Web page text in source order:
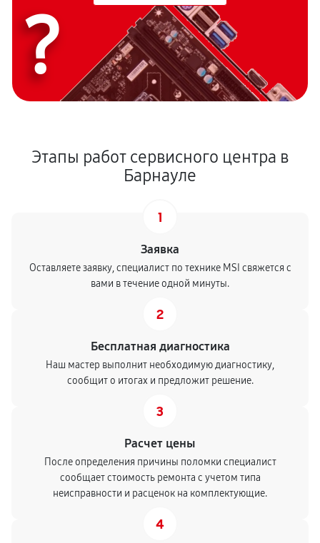
?
Этапы работ сервисного центра в
Барнауле
1
Заявка
Оставляете заявку, специалист по технике MSI свяжется с
вами в течение одной минуты.
2
Бесплатная диагностика
Наш мастер выполнит необходимую диагностику,
сообщит о итогах и предложит решение.
3
Расчет цены
После определения причины поломки специалист
сообщает стоимость ремонта с учетом типа
неисправности и расценок на комплектующие.
4